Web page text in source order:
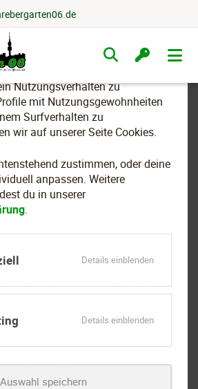
Cookies
dieser Webseite
Nutzungsverhalten zu
mit Nutzungsgewohnheiten
Surfverhalten zu
wir auf unserer Seite Cookies.
zustimmen, oder deine
anpassen. Weitere
du in unserer
.
Details einblendenfür
Details einblendenfür
Auswahl speichern
Raupen auf
schlüpfen ca. grünweißliche, 3
Nach mehreren Häutungen
Schmetterling heraus: der